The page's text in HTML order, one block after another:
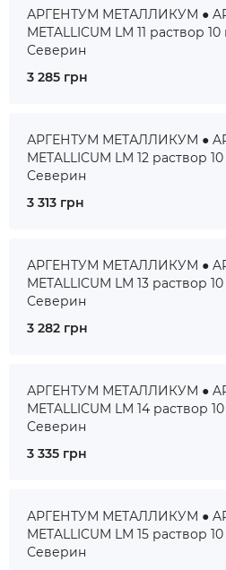
АРГЕНТУМ МЕТАЛЛИКУМ ●
METALLICUM LM 11 раствор
Северин
3 285 грн
АРГЕНТУМ МЕТАЛЛИКУМ ●
METALLICUM LM 12 раствор
Северин
3 313 грн
АРГЕНТУМ МЕТАЛЛИКУМ ●
METALLICUM LM 13 раствор
Северин
3 282 грн
АРГЕНТУМ МЕТАЛЛИКУМ ●
METALLICUM LM 14 раствор
Северин
3 335 грн
АРГЕНТУМ МЕТАЛЛИКУМ ●
METALLICUM LM 15 раствор
Северин